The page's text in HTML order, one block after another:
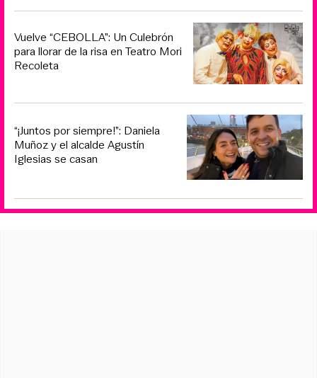
Vuelve “CEBOLLA”: Un Culebrón
para llorar de la risa en Teatro Mori
Recoleta
“¡Juntos por siempre!”: Daniela
Muñoz y el alcalde Agustín
Iglesias se casan